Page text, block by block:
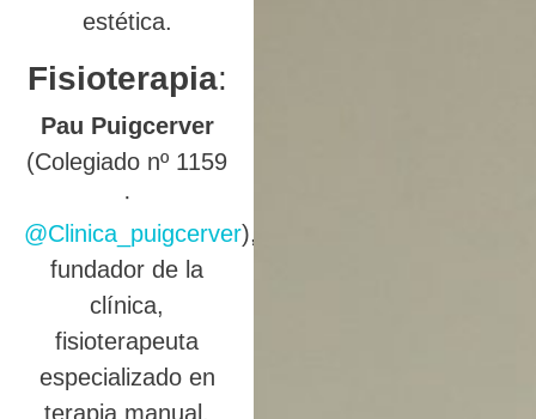
estética.
Fisioterapia:
Pau Puigcerver
(Colegiado nº 1159
·
@Clinica_puigcerver),
fundador de la
clínica,
fisioterapeuta
especializado en
terapia manual,